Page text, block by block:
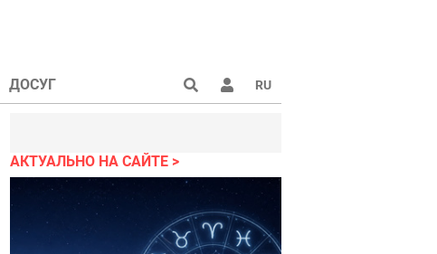
ДОСУГ RU
АКТУАЛЬНО НА САЙТЕ